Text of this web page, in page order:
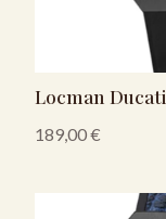
Locman Ducati
189,00€